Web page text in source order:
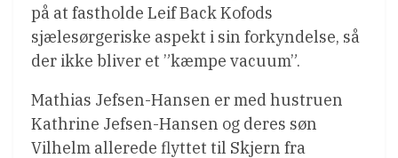
på at fastholde Leif Back Kofods
sjælesørgeriske aspekt i sin forkyndelse, så
der ikke bliver et ”kæmpe vacuum”.
Mathias Jefsen-Hansen er med hustruen
Kathrine Jefsen-Hansen og deres søn
Vilhelm allerede flyttet til Skjern fra